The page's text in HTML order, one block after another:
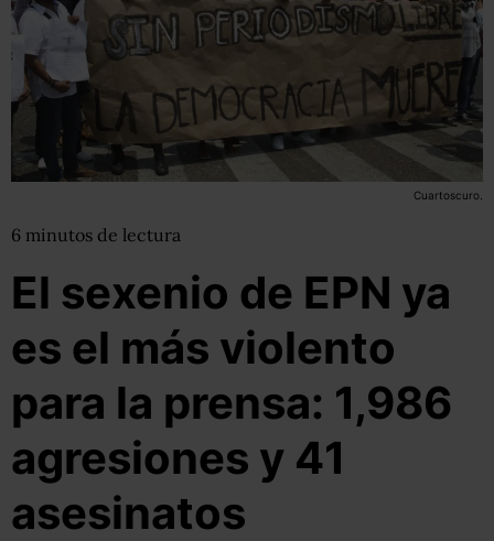
Cuartoscuro.
6 minutos de lectura
El sexenio de EPN ya
es el más violento
para la prensa: 1,986
agresiones y 41
asesinatos